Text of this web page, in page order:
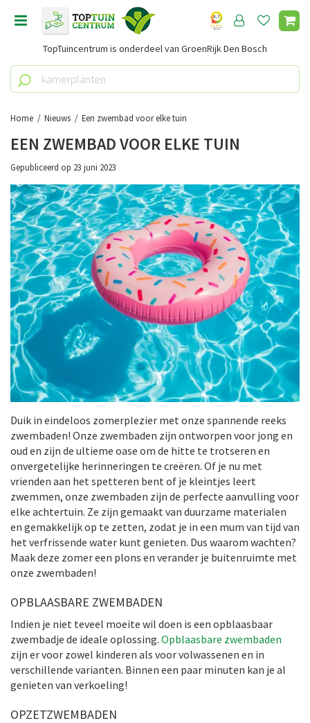
Home Nieuws Een zwembad voor elke tuin
TopTuincentrum is onderdeel van GroenRijk Den Bosch
EEN ZWEMBAD VOOR ELKE TUIN
Gepubliceerd op 23 juni 2023
Duik in eindeloos zomerplezier met onze spannende reeks
zwembaden! Onze zwembaden zijn ontworpen voor jong en
oud en zijn de ultieme oase om de hitte te trotseren en
onvergetelijke herinneringen te creëren. Of je nu met
vrienden aan het spetteren bent of je kleintjes leert
zwemmen, onze zwembaden zijn de perfecte aanvulling voor
elke achtertuin. Ze zijn gemaakt van duurzame materialen
en gemakkelijk op te zetten, zodat je in een mum van tijd van
het verfrissende water kunt genieten. Dus waarom wachten?
Maak deze zomer een plons en verander je buitenruimte met
onze zwembaden!
OPBLAASBARE ZWEMBADEN
Indien je niet teveel moeite wil doen is een opblaasbaar
zwembadje de ideale oplossing. Opblaasbare zwembaden
zijn er voor zowel kinderen als voor volwassenen en in
verschillende varianten. Binnen een paar minuten kan je al
genieten van verkoeling!
OPZETZWEMBADEN